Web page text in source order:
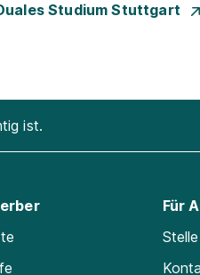
Studium Stuttgart
ist.
Für